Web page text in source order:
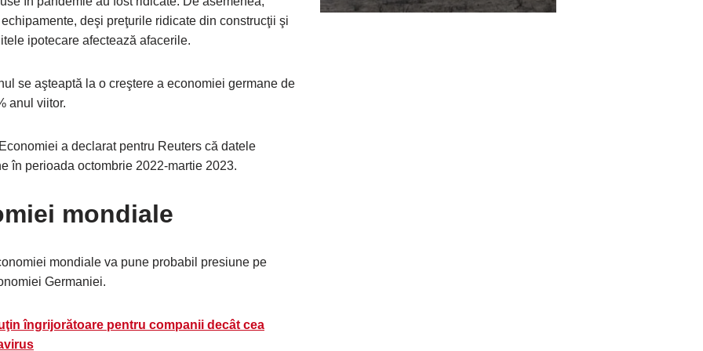
deşi preţurile ridicate din construcţii şi
ipotecare afectează afacerile.
se aşteaptă la o creştere a economiei germane de
anul viitor.
a declarat pentru Reuters că datele
în perioada octombrie 2022-martie 2023.
mondiale
mondiale va pune probabil presiune pe
Germaniei.
îngrijorătoare pentru companii decât cea